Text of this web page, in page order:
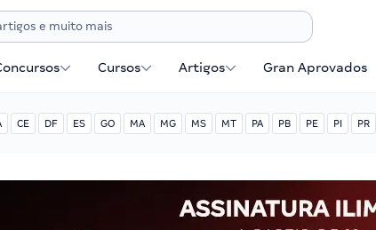
Cursos Artigos Gran Aprovados
CE DF ES GO MA MG MS MT PA PB PE PI PR